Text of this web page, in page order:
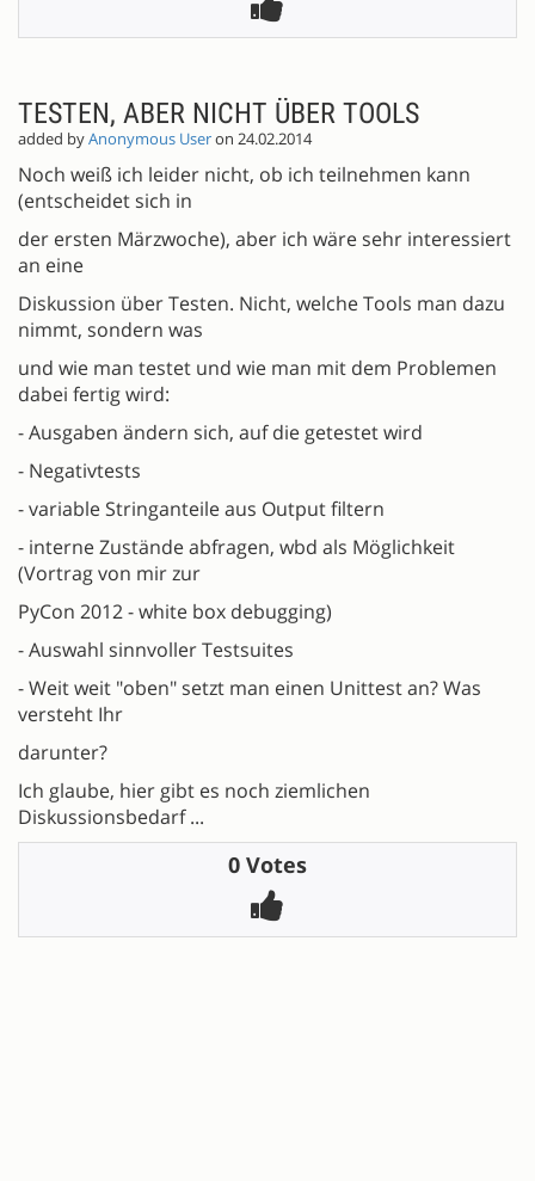
TESTEN, ABER NICHT ÜBER TOOLS
added byAnonymous Useron 24.02.2014
Noch weiß ich leider nicht, ob ich teilnehmen kann
(entscheidet sich in
der ersten Märzwoche), aber ich wäre sehr interessiert
an eine
Diskussion über Testen. Nicht, welche Tools man dazu
nimmt, sondern was
und wie man testet und wie man mit dem Problemen
dabei fertig wird:
- Ausgaben ändern sich, auf die getestet wird
- Negativtests
- variable Stringanteile aus Output filtern
- interne Zustände abfragen, wbd als Möglichkeit
(Vortrag von mir zur
PyCon 2012 - white box debugging)
- Auswahl sinnvoller Testsuites
- Weit weit "oben" setzt man einen Unittest an? Was
versteht Ihr
darunter?
Ich glaube, hier gibt es noch ziemlichen
Diskussionsbedarf ...
0 Votes